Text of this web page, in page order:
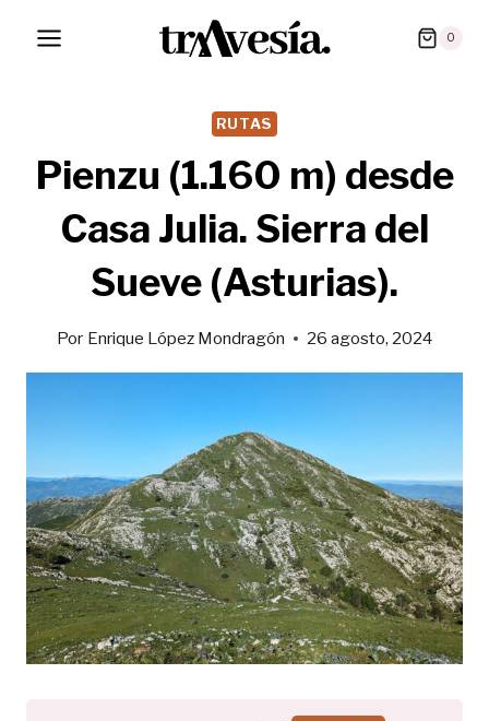
0
RUTAS
Pienzu (1.160 m) desde
Casa Julia. Sierra del
Sueve (Asturias).
Por Enrique López Mondragón 26 agosto, 2024